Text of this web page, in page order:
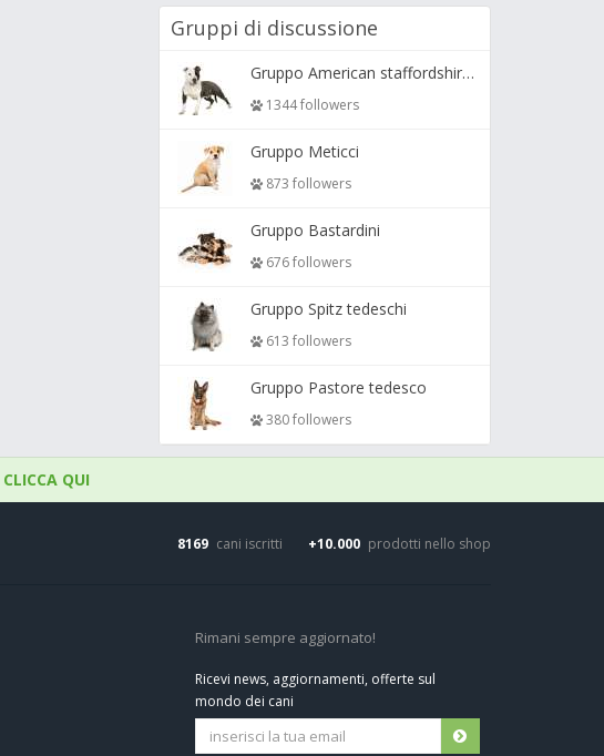
Gruppi di discussione
Gruppo American staffordshire terrier ( amstaff, amastaff )
1344 followers
Gruppo Meticci
873 followers
Gruppo Bastardini
676 followers
Gruppo Spitz tedeschi
613 followers
Gruppo Pastore tedesco
380 followers
CLICCA QUI
8169 cani iscritti +10.000 prodotti nello shop
Rimani sempre aggiornato!
Ricevi news, aggiornamenti, offerte sul
mondo dei cani